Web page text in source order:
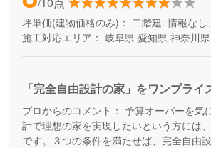
坪単価(建物価格のみ)： 二階建: 情報なし
施工対応エリア： 岐阜県 愛知県 神奈川県
「完全自由設計の家」をワンプライ
プロからのコメント： 予算オーバーを気
計で理想の家を実現したいという方には
です。３つの条件を満たせば、完全自由